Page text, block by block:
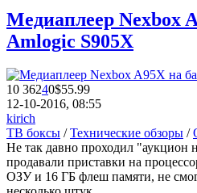
Медиаплеер Nexbox
Amlogic S905X
10 36240$55.99
12-10-2016, 08:55
kirich
ТВ боксы /Технические обзоры /
Не так давно проходил "аукцион
продавали приставки на
ОЗУ и 16 ГБ флеш памяти, не